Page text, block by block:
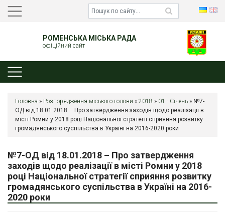
РОМЕНСЬКА МІСЬКА РАДА
офіційний сайт
Головна » Розпорядження міського голови » 2018 » 01 - Січень » №7-
ОД від 18.01.2018 – Про затвердження заходів щодо реалізації в
місті Ромни у 2018 році Національної стратегії сприяння розвитку
громадянського суспільства в Україні на 2016-2020 роки
№7-ОД від 18.01.2018 – Про затвердження
заходів щодо реалізації в місті Ромни у 2018
році Національної стратегії сприяння розвитку
громадянського суспільства в Україні на 2016-
2020 роки